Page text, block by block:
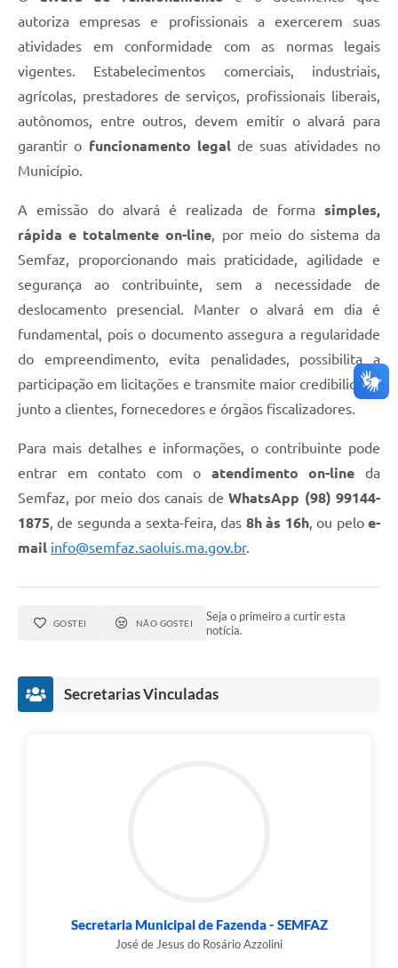
autoriza empresas e profissionais a exercerem suas
atividades em conformidade com as normas legais
vigentes. Estabelecimentos comerciais, industriais,
agrícolas, prestadores de serviços, profissionais liberais,
autônomos, entre outros, devem emitir o alvará para
garantir o funcionamento legalde suas atividades no
Município.
A emissão do alvará é realizada de forma simples,
rápida e totalmente on-line, por meio do sistema da
Semfaz, proporcionando mais praticidade, agilidade e
segurança ao contribuinte, sem a necessidade de
deslocamento presencial. Manter o alvará em dia é
fundamental, pois o documento assegura a regularidade
do empreendimento, evita penalidades, possibilita a
participação em licitações e transmite maior credibilidade
junto a clientes, fornecedores e órgãos fiscalizadores.
Para mais detalhes e informações, o contribuinte pode
entrar em contato com o atendimento on-line da
Semfaz, por meio dos canais de WhatsApp (98) 99144-
1875, de segunda a sexta-feira, das 8h às 16h, ou peloe-
mail info@semfaz.saoluis.ma.gov.br.
GOSTEI NÃO GOSTEI
Seja o primeiro a curtir esta
notícia.
Secretarias Vinculadas
Secretaria Municipal de Fazenda - SEMFAZ
José de Jesus do Rosário Azzolini